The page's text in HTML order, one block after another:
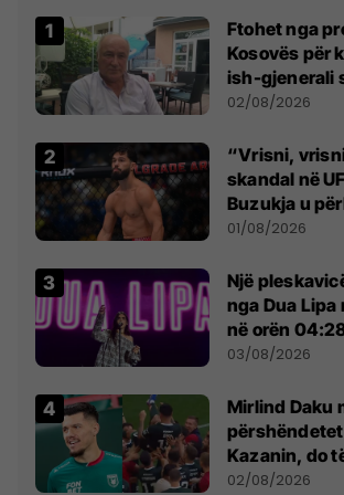
Ftohet nga
Kosovës për
ish-gjenerali
dikush e
02/08/2026
“Vrisni,
skandal në
Buzukja u
anti-shqiptare
01/08/2026
Një
nga Dua
në orën
- dhe bota
03/08/2026
Mirlind Daku
përshëndetet
Kazanin, do
miliona te
02/08/2026